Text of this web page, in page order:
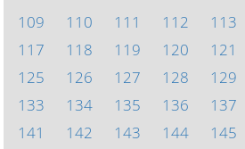
109
110 111 112 113
117
118 119 120 121
125
126 127 128 129
133
134 135 136 137
141
142 143 144 145